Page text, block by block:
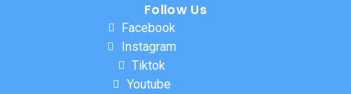
Follow Us
Facebook
Instagram
Tiktok
Youtube